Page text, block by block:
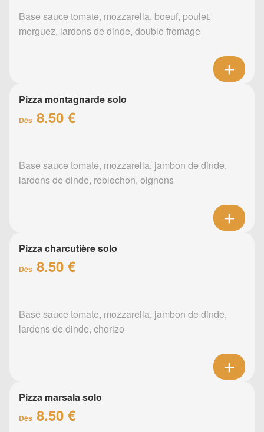
Base sauce tomate, mozzarella, boeuf, poulet,
merguez, lardons de dinde, double fromage
Pizza montagnarde solo
Dès 8.50 €
Base sauce tomate, mozzarella, jambon de dinde,
lardons de dinde, reblochon, oignons
Pizza charcutière solo
Dès 8.50 €
Base sauce tomate, mozzarella, jambon de dinde,
lardons de dinde, chorizo
Pizza marsala solo
Dès 8.50 €